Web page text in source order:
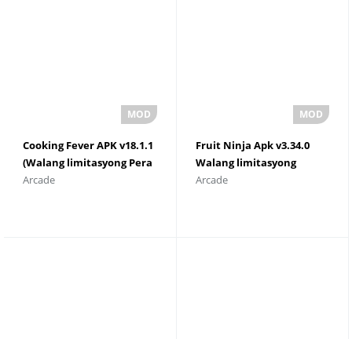
Cooking Fever APK v18.1.1
(Walang limitasyong Pera
at Diamante)
Arcade
Fruit Ninja Apk v3.34.0
Walang limitasyong
Diamante
Arcade